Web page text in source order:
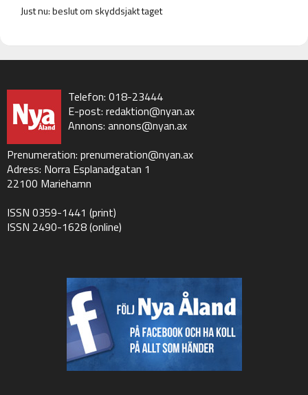
Just nu: beslut om skyddsjakt taget
Telefon: 018-23444
E-post: redaktion@nyan.ax
Annons: annons@nyan.ax
Prenumeration: prenumeration@nyan.ax
Adress: Norra Esplanadgatan 1
22100 Mariehamn
ISSN 0359-1441 (print)
ISSN 2490-1628 (online)